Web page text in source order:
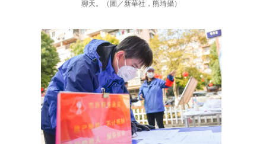
聊天。（圖／新華社，熊琦攝）